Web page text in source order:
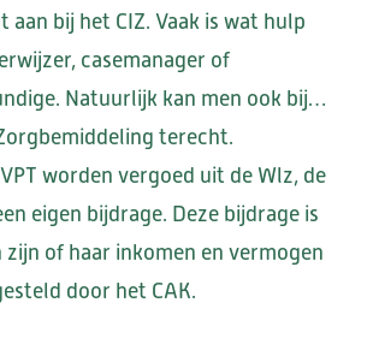
aan bij het CIZ. Vaak is wat hulp
casemanager of
Natuurlijk kan men ook bij
terecht.
worden vergoed uit de Wlz, de
eigen bijdrage. Deze bijdrage is
zijn of haar inkomen en vermogen
door het CAK.